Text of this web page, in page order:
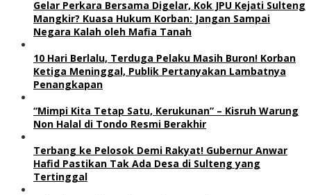
Gelar Perkara Bersama Digelar, Kok JPU Kejati Sulteng
Mangkir? Kuasa Hukum Korban: Jangan Sampai
Negara Kalah oleh Mafia Tanah
10 Hari Berlalu, Terduga Pelaku Masih Buron! Korban
Ketiga Meninggal, Publik Pertanyakan Lambatnya
Penangkapan
“Mimpi Kita Tetap Satu, Kerukunan” – Kisruh Warung
Non Halal di Tondo Resmi Berakhir
Terbang ke Pelosok Demi Rakyat! Gubernur Anwar
Hafid Pastikan Tak Ada Desa di Sulteng yang
Tertinggal